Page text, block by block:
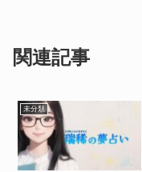
関連記事
未分類